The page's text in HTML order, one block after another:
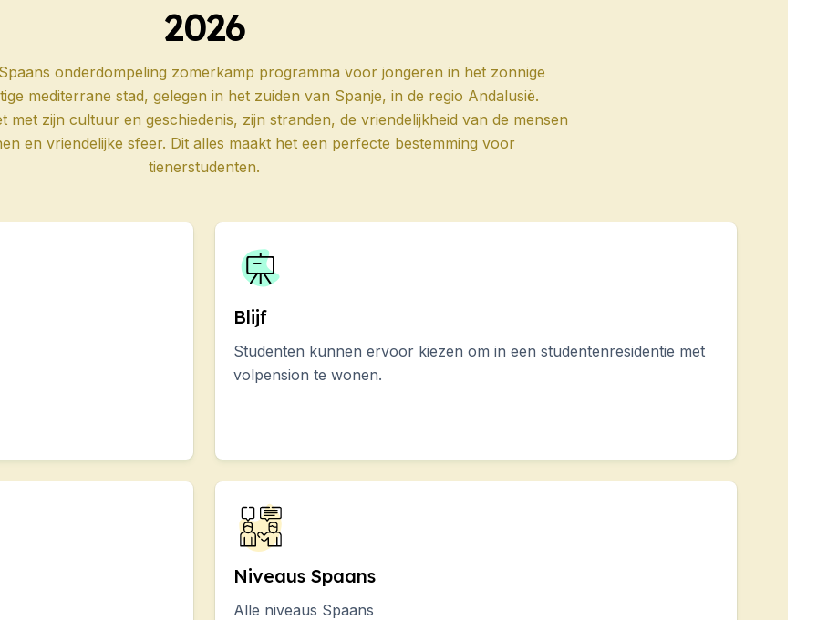
Rica
2026
onderdompeling zomerkamp programma voor jongeren in het zonnige
mediterrane stad, gelegen in het zuiden van Spanje, in de regio Andalusië.
met zijn cultuur en geschiedenis, zijn stranden, de vriendelijkheid van de mensen
en vriendelijke sfeer. Dit alles maakt het een perfecte bestemming voor
tienerstudenten.
Blijf
Studenten kunnen ervoor kiezen om in een studentenresidentie met
volpension te wonen.
Niveaus Spaans
Alle niveaus Spaans